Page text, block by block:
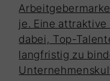
je. Eine
dabei, Top-
langfristig zu